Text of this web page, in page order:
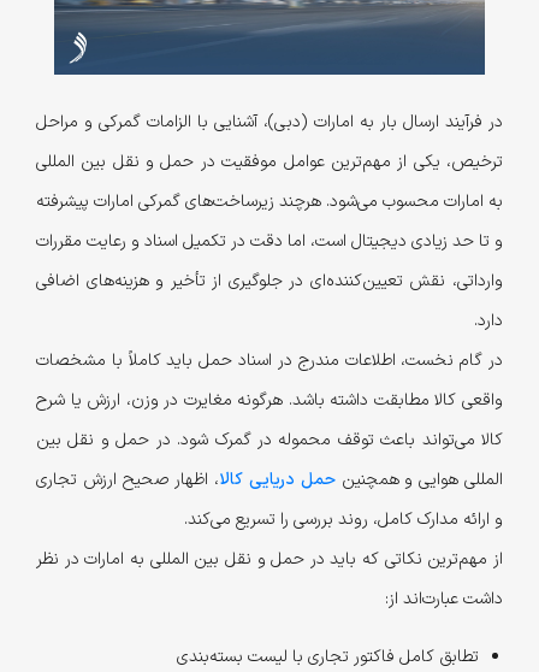
در فرآیند ارسال بار به امارات (دبی)، آشنایی با الزامات گمرکی و مراحل
ترخیص، یکی از مهم‌ترین عوامل موفقیت در حمل و نقل بین المللی
به امارات محسوب می‌شود. هرچند زیرساخت‌های گمرکی امارات پیشرفته
و تا حد زیادی دیجیتال است، اما دقت در تکمیل اسناد و رعایت مقررات
وارداتی، نقش تعیین‌کننده‌ای در جلوگیری از تأخیر و هزینه‌های اضافی
دارد.
در گام نخست، اطلاعات مندرج در اسناد حمل باید کاملاً با مشخصات
واقعی کالا مطابقت داشته باشد. هرگونه مغایرت در وزن، ارزش یا شرح
کالا می‌تواند باعث توقف محموله در گمرک شود. در حمل و نقل بین
المللی هوایی و همچنینحمل دریایی کالا، اظهار صحیح ارزش تجاری
و ارائه مدارک کامل، روند بررسی را تسریع می‌کند.
از مهم‌ترین نکاتی که باید در حمل و نقل بین المللی به امارات در نظر
داشت عبارت‌اند از:
تطابق کامل فاکتور تجاری با لیست بسته‌بندی